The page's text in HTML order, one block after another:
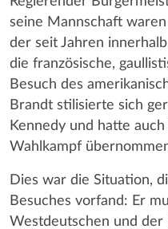
seine Mannschaft
der seit Jahren
die französische,
Besuch des
Brandt stilisierte sich
Kennedy und hatte
Wahlkampf
Dies war die Situation,
Besuches vorfand: Er
Westdeutschen und der